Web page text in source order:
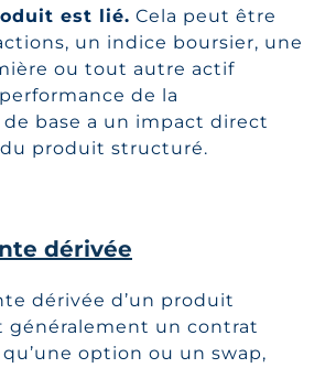
est lié. Cela peut être
un indice boursier, une
ou tout autre actif
de la
base a un impact direct
produit structuré.
dérivée
dérivée d’un produit
généralement un contrat
option ou un swap,